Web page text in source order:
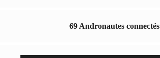
69 Andronautes connectés